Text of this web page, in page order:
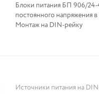
Блоки питания БП 906/24-
постоянного напряжения
Монтаж на DIN-рейку
Источники питания на